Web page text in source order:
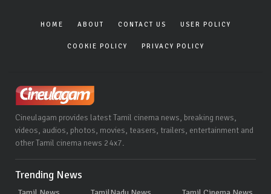
HOME ABOUT CONTACT US USER POLICY
COOKIE POLICY PRIVACY POLICY
Cineulagam provides latest Tamil cinema news, breaking news,
videos, audios, photos, movies, teasers, trailers, entertainment and
other Tamil cinema news 24x7.
Trending News